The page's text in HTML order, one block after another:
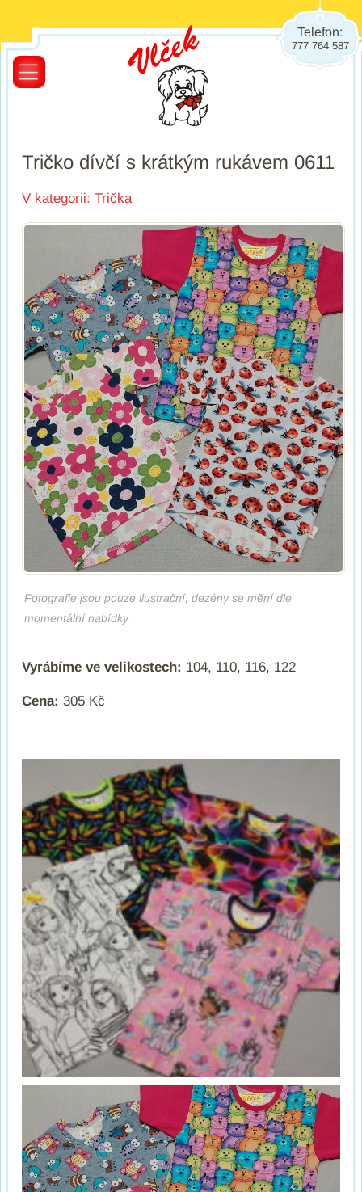
Telefon:
777 764 587
Tričko dívčí s krátkým rukávem 0611
V kategorii: Trička
Fotografie jsou pouze ilustrační, dezény se mění dle
momentální nabídky
Vyrábíme ve velikostech: 104, 110, 116, 122
Cena: 305 Kč